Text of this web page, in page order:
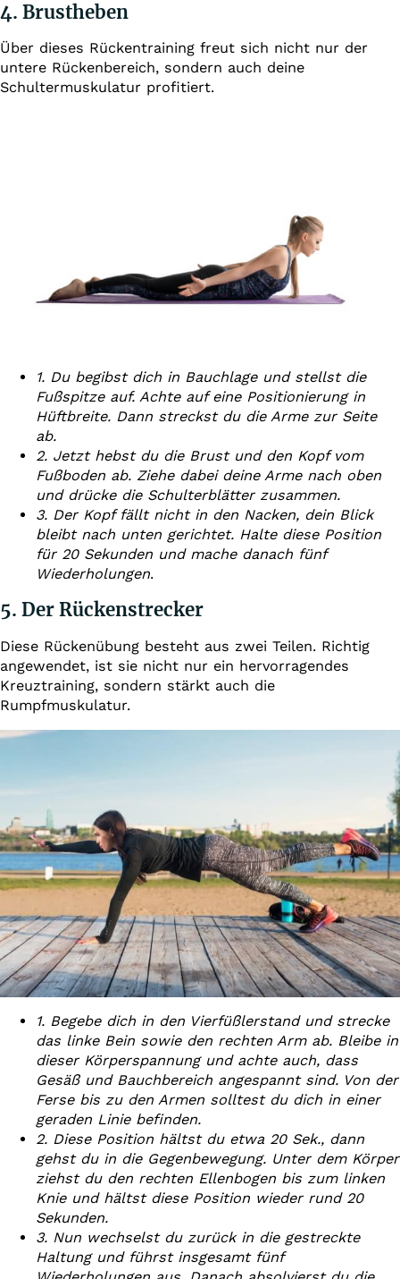
4. Brustheben
Über dieses Rückentraining freut sich nicht nur der
untere Rückenbereich, sondern auch deine
Schultermuskulatur profitiert.
1. Du begibst dich in Bauchlage und stellst die
Fußspitze auf. Achte auf eine Positionierung in
Hüftbreite. Dann streckst du die Arme zur Seite
ab.
2. Jetzt hebst du die Brust und den Kopf vom
Fußboden ab. Ziehe dabei deine Arme nach oben
und drücke die Schulterblätter zusammen.
3. Der Kopf fällt nicht in den Nacken, dein Blick
bleibt nach unten gerichtet. Halte diese Position
für 20 Sekunden und mache danach fünf
Wiederholungen.
5. Der Rückenstrecker
Diese Rückenübung besteht aus zwei Teilen. Richtig
angewendet, ist sie nicht nur ein hervorragendes
Kreuztraining, sondern stärkt auch die
Rumpfmuskulatur.
1. Begebe dich in den Vierfüßlerstand und strecke
das linke Bein sowie den rechten Arm ab. Bleibe in
dieser Körperspannung und achte auch, dass
Gesäß und Bauchbereich angespannt sind. Von der
Ferse bis zu den Armen solltest du dich in einer
geraden Linie befinden.
2. Diese Position hältst du etwa 20 Sek., dann
gehst du in die Gegenbewegung. Unter dem Körper
ziehst du den rechten Ellenbogen bis zum linken
Knie und hältst diese Position wieder rund 20
Sekunden.
3. Nun wechselst du zurück in die gestreckte
Haltung und führst insgesamt fünf